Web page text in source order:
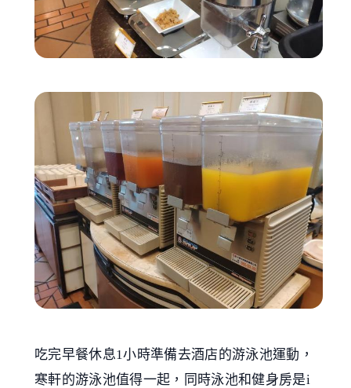
吃完早餐休息1小時準備去酒店的游泳池運動，
寒軒的游泳池值得一起，同時泳池和健身房是i